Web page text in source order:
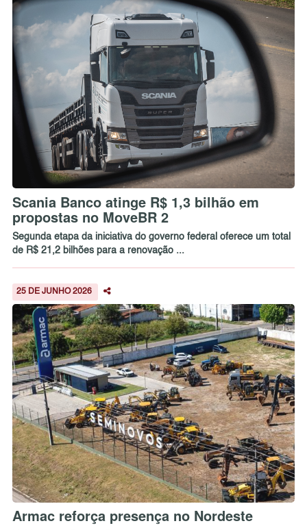
Scania Banco atinge R$ 1,3 bilhão em
propostas no MoveBR 2
Segunda etapa da iniciativa do governo federal oferece um total
de R$ 21,2 bilhões para a renovação ...
25 DE JUNHO 2026
Armac reforça presença no Nordeste